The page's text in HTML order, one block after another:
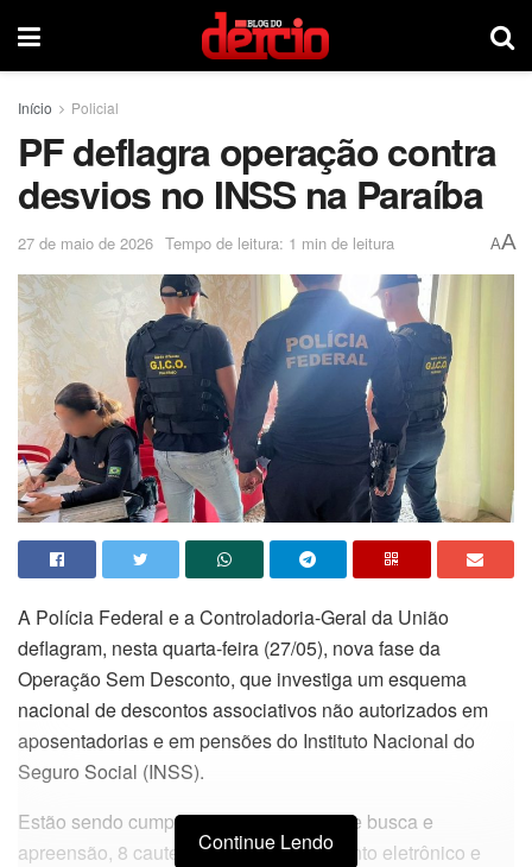
Início Policial
PF deflagra operação contra
desvios no INSS na Paraíba
27 de maio de 2026 Tempo de leitura: 1 min de leitura AA
A Polícia Federal e a Controladoria-Geral da União
deflagram, nesta quarta-feira (27/05), nova fase da
Operação Sem Desconto, que investiga um esquema
nacional de descontos associativos não autorizados em
aposentadorias e em pensões do Instituto Nacional do
Seguro Social (INSS).
Estão sendo cumpridos 31 mandados de busca e
apreensão, 8 cautelares de monitoramento eletrônico e
Continue Lendo